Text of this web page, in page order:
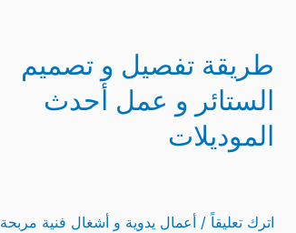
طريقة تفصيل و تصميم
الستائر و عمل أحدث
الموديلات
اترك تعليقاً / أعمال يدوية و أشغال فنية مربحة
و
تصميم
الستائر
و
الموديلات